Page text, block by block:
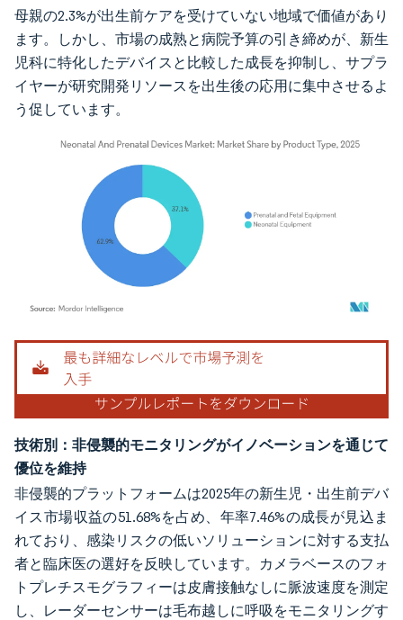
母親の2.3%が出生前ケアを受けていない地域で価値があり
ます。しかし、市場の成熟と病院予算の引き締めが、新生
児科に特化したデバイスと比較した成長を抑制し、サプラ
イヤーが研究開発リソースを出生後の応用に集中させるよ
う促しています。
画像 © Mordor Intelligence。再利用にはCC BY 4.0の表示が必要です。
技術別：非侵襲的モニタリングがイノベーションを通じて
優位を維持
非侵襲的プラットフォームは2025年の新生児・出生前デバ
イス市場収益の51.68%を占め、年率7.46%の成長が見込ま
れており、感染リスクの低いソリューションに対する支払
者と臨床医の選好を反映しています。カメラベースのフォ
トプレチスモグラフィーは皮膚接触なしに脈波速度を測定
し、レーダーセンサーは毛布越しに呼吸をモニタリングす